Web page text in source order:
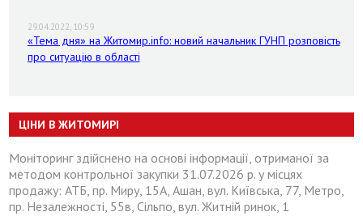
29.04.2022, 10:59
«Тема дня» на Житомир.info: новий начальник ГУНП розповість
про ситуацію в області
ЦІНИ В ЖИТОМИРІ
Моніторинг здійснено на основі інформації, отриманої за
методом контрольної закупки 31.07.2026 р. у місцях
продажу: АТБ, пр. Миру, 15А, Ашан, вул. Київська, 77, Метро,
пр. Незалежності, 55в, Сільпо, вул. Житній ринок, 1